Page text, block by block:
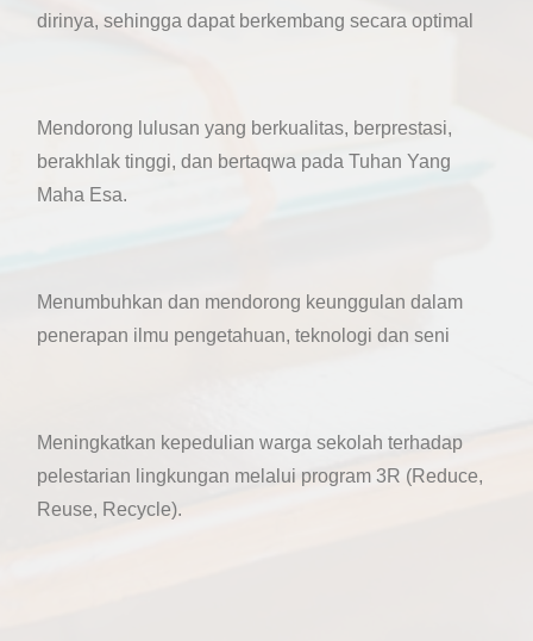
dirinya, sehingga dapat berkembang secara optimal
Mendorong lulusan yang berkualitas, berprestasi,
berakhlak tinggi, dan bertaqwa pada Tuhan Yang
Maha Esa.
Menumbuhkan dan mendorong keunggulan dalam
penerapan ilmu pengetahuan, teknologi dan seni
Meningkatkan kepedulian warga sekolah terhadap
pelestarian lingkungan melalui program 3R (Reduce,
Reuse, Recycle).